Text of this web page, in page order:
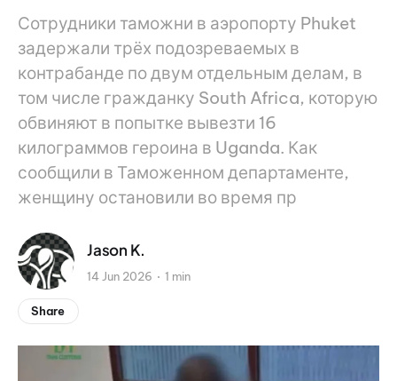
Сотрудники таможни в аэропорту Phuket
задержали трёх подозреваемых в
контрабанде по двум отдельным делам, в
том числе гражданку South Africa, которую
обвиняют в попытке вывезти 16
килограммов героина в Uganda. Как
сообщили в Таможенном департаменте,
женщину остановили во время пр
Jason K.
14 Jun 2026 1 min
Share